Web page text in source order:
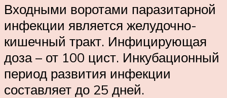
Входными воротами паразитарной
инфекции является желудочно-
кишечный тракт. Инфицирующая
доза – от 100 цист. Инкубационный
период развития инфекции
составляет до 25 дней.